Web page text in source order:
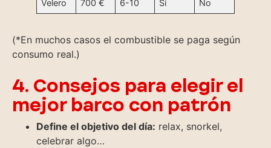
Velero 700 € 6-10 Sí No
(*En muchos casos el combustible se paga según
consumo real.)
4. Consejos para elegir el
mejor barco con patrón
Define el objetivo del día: relax, snorkel,
celebrar algo…